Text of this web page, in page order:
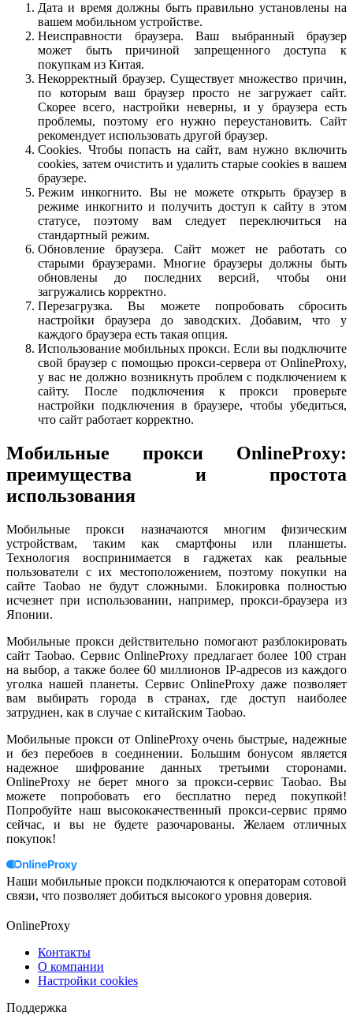
Дата и время должны быть правильно установлены на
вашем мобильном устройстве.
Неисправности браузера. Ваш выбранный браузер
может быть причиной запрещенного доступа к
покупкам из Китая.
Некорректный браузер. Существует множество причин,
по которым ваш браузер просто не загружает сайт.
Скорее всего, настройки неверны, и у браузера есть
проблемы, поэтому его нужно переустановить. Сайт
рекомендует использовать другой браузер.
Cookies. Чтобы попасть на сайт, вам нужно включить
cookies, затем очистить и удалить старые cookies в вашем
браузере.
Режим инкогнито. Вы не можете открыть браузер в
режиме инкогнито и получить доступ к сайту в этом
статусе, поэтому вам следует переключиться на
стандартный режим.
Обновление браузера. Сайт может не работать со
старыми браузерами. Многие браузеры должны быть
обновлены до последних версий, чтобы они
загружались корректно.
Перезагрузка. Вы можете попробовать сбросить
настройки браузера до заводских. Добавим, что у
каждого браузера есть такая опция.
Использование мобильных прокси. Если вы подключите
свой браузер с помощью прокси-сервера от OnlineProxy,
у вас не должно возникнуть проблем с подключением к
сайту. После подключения к прокси проверьте
настройки подключения в браузере, чтобы убедиться,
что сайт работает корректно.
Мобильные прокси OnlineProxy:
преимущества и простота
использования
Мобильные прокси назначаются многим физическим
устройствам, таким как смартфоны или планшеты.
Технология воспринимается в гаджетах как реальные
пользователи с их местоположением, поэтому покупки на
сайте Taobao не будут сложными. Блокировка полностью
исчезнет при использовании, например, прокси-браузера из
Японии.
Мобильные прокси действительно помогают разблокировать
сайт Taobao. Сервис OnlineProxy предлагает более 100 стран
на выбор, а также более 60 миллионов IP-адресов из каждого
уголка нашей планеты. Сервис OnlineProxy даже позволяет
вам выбирать города в странах, где доступ наиболее
затруднен, как в случае с китайским Taobao.
Мобильные прокси от OnlineProxy очень быстрые, надежные
и без перебоев в соединении. Большим бонусом является
надежное шифрование данных третьими сторонами.
OnlineProxy не берет много за прокси-сервис Taobao. Вы
можете попробовать его бесплатно перед покупкой!
Попробуйте наш высококачественный прокси-сервис прямо
сейчас, и вы не будете разочарованы. Желаем отличных
покупок!
Наши мобильные прокси подключаются к операторам сотовой
связи, что позволяет добиться высокого уровня доверия.
OnlineProxy
Контакты
О компании
Настройки cookies
Поддержка